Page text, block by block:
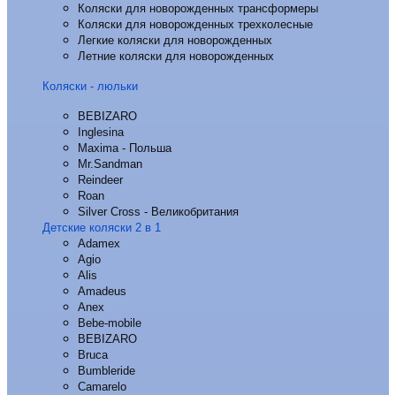
Коляски для новорожденных трансформеры
Коляски для новорожденных трехколесные
Легкие коляски для новорожденных
Летние коляски для новорожденных
Коляски - люльки
BEBIZARO
Inglesina
Maxima - Польша
Mr.Sandman
Reindeer
Roan
Silver Cross - Великобритания
Детские коляски 2 в 1
Adamex
Agio
Alis
Amadeus
Anex
Bebe-mobile
BEBIZARO
Bruca
Bumbleride
Camarelo